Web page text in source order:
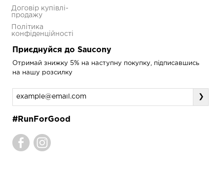
Договір купівлі-
продажу
Політика
конфіденційності
Приєднуйся до Saucony
Отримай знижку 5% на наступну покупку, підписавшись
на нашу розсилку
❯
#RunForGood